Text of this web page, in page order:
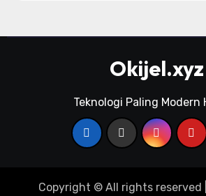
Okijel.xyz
Teknologi Paling Modern
Copyright © All rights reserved